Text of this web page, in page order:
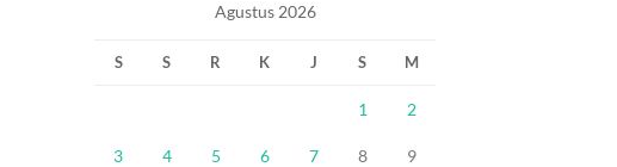
Agustus 2026
S S R K J S M
1 2
3 4 5 6 7 8 9